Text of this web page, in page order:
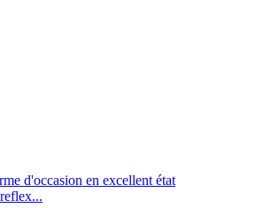
d'occasion en excellent état